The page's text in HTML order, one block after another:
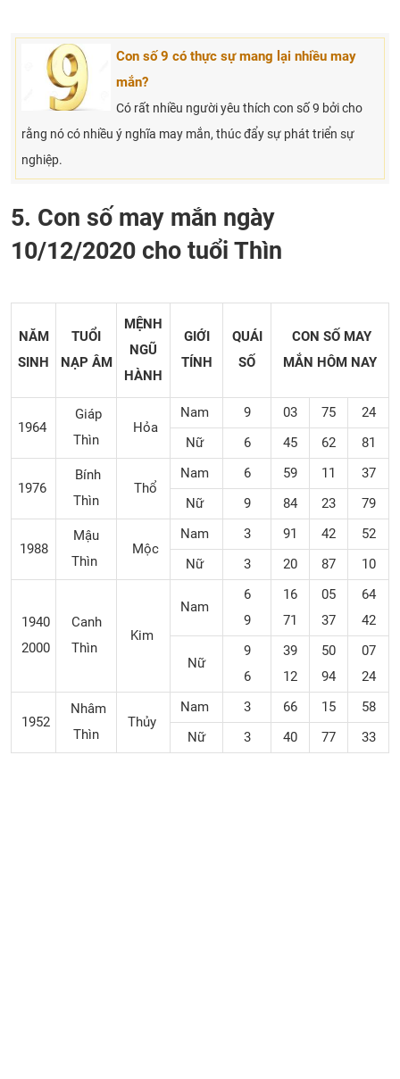
Con số 9 có thực sự mang lại nhiều may
mắn?
Có rất nhiều người yêu thích con số 9 bởi cho
rằng nó có nhiều ý nghĩa may mắn, thúc đẩy sự phát triển sự
nghiệp.
5. Con số may mắn ngày
10/12/2020 cho tuổi Thìn
NĂM
SINH
TUỔI
NẠP ÂM
MỆNH
NGŨ
HÀNH
GIỚI
TÍNH
QUÁI
SỐ
CON SỐ MAY
MẮN HÔM NAY
1964
Giáp
Thìn
Hỏa
Nam 9 03 75
24
Nữ
6 45 62 81
1976
Bính
Thìn
Thổ
Nam 6 59 11
37
Nữ
9 84 23 79
1988
Mậu
Thìn
Mộc
Nam 3 91 42
52
Nữ
3 20 87 10
1940
2000
Canh
Thìn
Kim
Nam
6
9
16
71
05
37
64
42
Nữ
9
6
39
12
50
94
07
24
1952
Nhâm
Thìn
Thủy
Nam 3 66 15
58
Nữ
3 40 77 33